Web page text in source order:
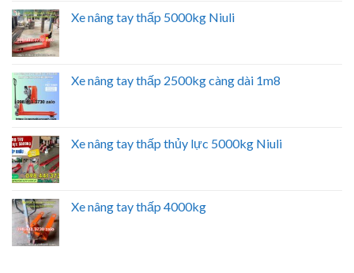
Xe nâng tay thấp 5000kg Niuli
Xe nâng tay thấp 2500kg càng dài 1m8
Xe nâng tay thấp thủy lực 5000kg Niuli
Xe nâng tay thấp 4000kg